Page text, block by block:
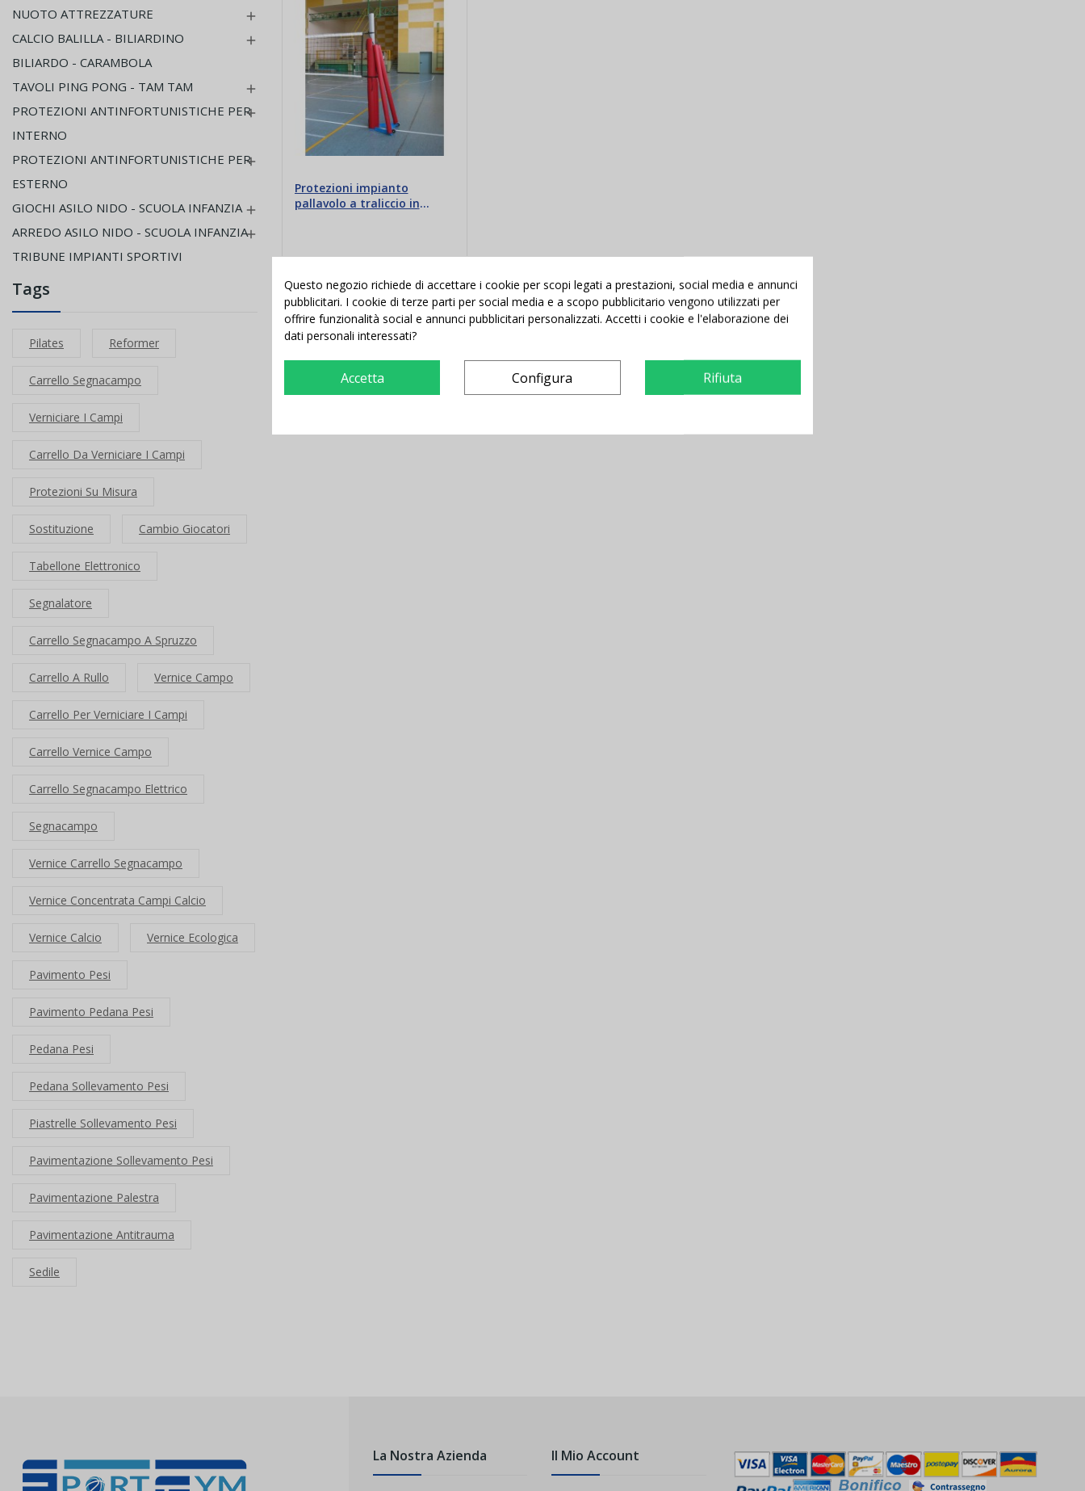
NUOTO ATTREZZATURE 
CALCIO BALILLA - BILIARDINO 
BILIARDO - CARAMBOLA
TAVOLI PING PONG - TAM TAM

PROTEZIONI ANTINFORTUNISTICHE PER
INTERNO

PROTEZIONI ANTINFORTUNISTICHE PER
ESTERNO

GIOCHI ASILO NIDO - SCUOLA INFANZIA 
ARREDO ASILO NIDO - SCUOLA INFANZIA
TRIBUNE IMPIANTI SPORTIVI
Tags
Pilates Reformer
Carrello Segnacampo
Verniciare I Campi
Carrello Da Verniciare I Campi
Protezioni Su Misura
Sostituzione Cambio Giocatori
Tabellone Elettronico
Segnalatore
Carrello Segnacampo A Spruzzo
Carrello A Rullo Vernice Campo
Carrello Per Verniciare I Campi
Carrello Vernice Campo
Carrello Segnacampo Elettrico
Segnacampo
Vernice Carrello Segnacampo
Vernice Concentrata Campi Calcio
Vernice Calcio Vernice Ecologica
Pavimento Pesi
Pavimento Pedana Pesi
Pedana Pesi
Pedana Sollevamento Pesi
Piastrelle Sollevamento Pesi
Pavimentazione Sollevamento Pesi
Pavimentazione Palestra
Pavimentazione Antitrauma
Sedile
Protezioni impianto
pallavolo a traliccio in
784,46 € 655,00 € -129,46 €
Aggiungi al carrello
La Nostra Azienda Il Mio Account
Questo negozio richiede di accettare i cookie per scopi legati a prestazioni, social media e annunci
pubblicitari. I cookie di terze parti per social media e a scopo pubblicitario vengono utilizzati per
offrire funzionalità social e annunci pubblicitari personalizzati. Accetti i cookie e l'elaborazione dei
dati personali interessati?
Accetta Configura Rifiuta